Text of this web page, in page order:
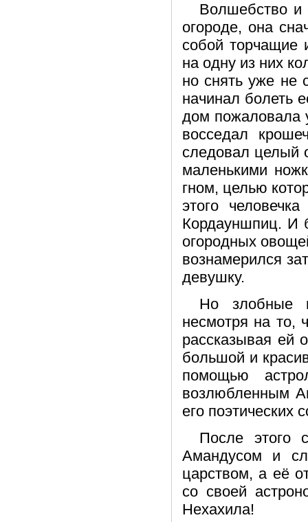
Волшебство и
огороде, она
собой торчащие
на одну из них
но снять уже не
начинал болеть
дом пожаловала
восседал
следовал целый
маленькими
гном, целью
этого
Кордауншпиц. И
огородных
вознамерился
девушку.
Но злобные
несмотря на то,
рассказывая ей
большой и
помощью
возлюбленным
его поэтических
После этого
Амандусом и
царством, а её
со своей
Нехахила!